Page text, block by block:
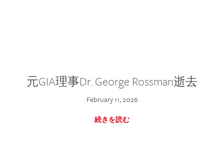
元GIA理事Dr. George Rossman逝去
February 11, 2026
続きを読む